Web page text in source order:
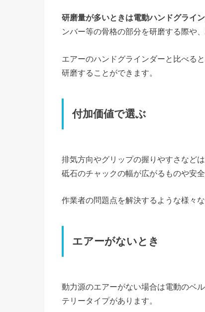
研磨量が多いときは電動ハンドグライ
ンバー等の骨格の部分を研磨する際や
エアーのハンドグラインダーと比べると
研磨することができます。
付加価値で選ぶ
排気方向やグリップの握りやすさなど
砥石のチャックの幅が広がるものや安
作業者の問題点を解決するような様々
エアーがないとき
動力源のエアーがない場合は電動のベ
テリータイプがあります。